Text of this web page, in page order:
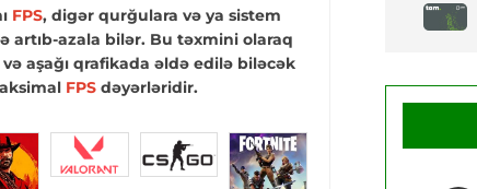
FPS, digər qurğulara və ya sistem
artıb-azala bilər. Bu təxmini olaraq
aşağı qrafikada əldə edilə biləcək
FPSdəyərləridir.